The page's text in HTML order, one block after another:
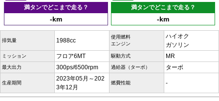
満タンでどこまで走る？
-km
満タンでどこまで走る？
-km
排気量 1988cc
使用燃料
エンジン
ハイオク
ガソリン
ミッション フロア6MT 駆動方式 MR
最大出力 300ps/6500rpm 過給器（ターボ） ターボ
生産期間
2023年05月～202
3年12月
燃費性能 -